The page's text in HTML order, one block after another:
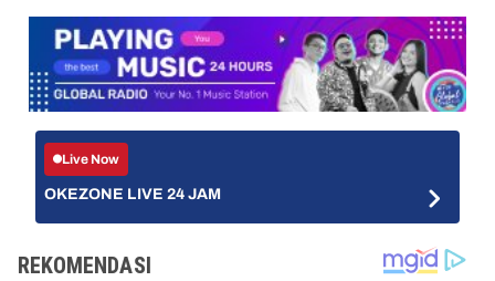
Live Now
OKEZONE LIVE 24 JAM